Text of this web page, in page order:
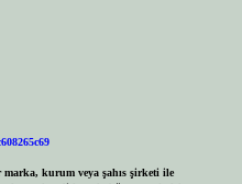
kurum veya şahıs şirketi ile